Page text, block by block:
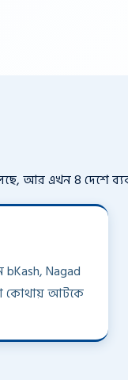
আর এখন 8 দেশে
bKash, Nagad
কোথায় আটকে